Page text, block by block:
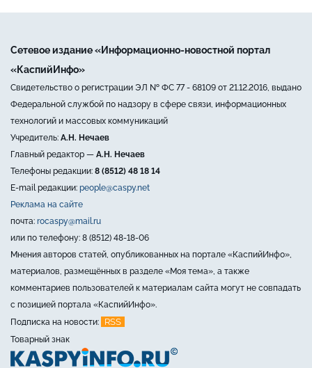
Сетевое издание «Информационно-новостной портал
«КаспийИнфо»
Свидетельство о регистрации ЭЛ № ФС 77 - 68109 от 21.12.2016, выдано
Федеральной службой по надзору в сфере связи, информационных
технологий и массовых коммуникаций
Учредитель: А.Н. Нечаев
Главный редактор — А.Н. Нечаев
Телефоны редакции: 8 (8512) 48 18 14
E-mail редакции: people@caspy.net
Реклама на сайте
почта: rocaspy@mail.ru
или по телефону: 8 (8512) 48-18-06
Мнения авторов статей, опубликованных на портале «КаспийИнфо»,
материалов, размещённых в разделе «Моя тема», а также
комментариев пользователей к материалам сайта могут не совпадать
с позицией портала «КаспийИнфо».
Подписка на новости:
RSS
Товарный знак